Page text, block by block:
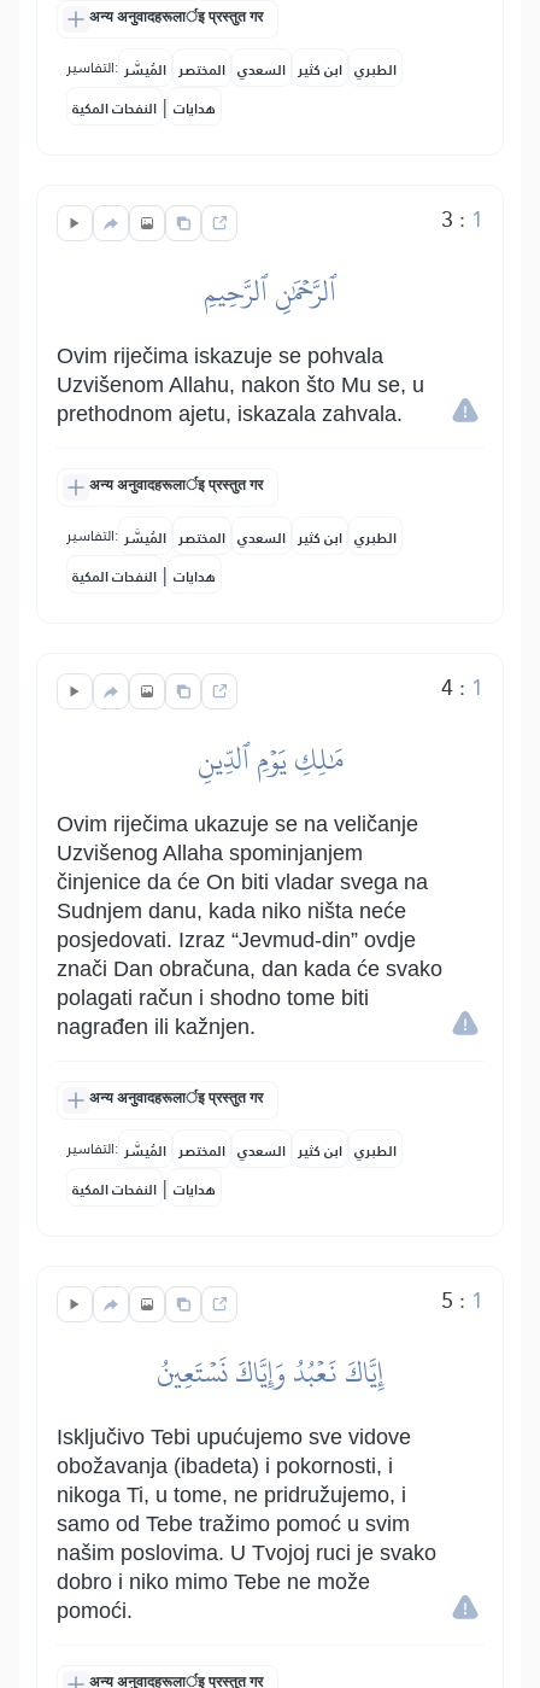
अन्य अनुवादहरूलार्इ प्रस्तुत गर
التفاسير: المُيسَّر المختصر السعدي ابن كثير الطبري
النفحات المكية | هدايات
3 : 1
ٱلرَّحۡمَٰنِ ٱلرَّحِيمِ
Ovim riječima iskazuje se pohvala
Uzvišenom Allahu, nakon što Mu se, u
prethodnom ajetu, iskazala zahvala.
अन्य अनुवादहरूलार्इ प्रस्तुत गर
التفاسير: المُيسَّر المختصر السعدي ابن كثير الطبري
النفحات المكية | هدايات
4: 1
مَٰلِكِ يَوۡمِ ٱلدِّينِ
Ovim riječima ukazuje se na veličanje
Uzvišenog Allaha spominjanjem
činjenice da će On biti vladar svega na
Sudnjem danu, kada niko ništa neće
posjedovati. Izraz “Jevmud-din” ovdje
znači Dan obračuna, dan kada će svako
polagati račun i shodno tome biti
nagrađen ili kažnjen.
अन्य अनुवादहरूलार्इ प्रस्तुत गर
التفاسير: المُيسَّر المختصر السعدي ابن كثير الطبري
النفحات المكية | هدايات
5 : 1
إِيَّاكَ نَعۡبُدُ وَإِيَّاكَ نَسۡتَعِينُ
Isključivo Tebi upućujemo sve vidove
obožavanja (ibadeta) i pokornosti, i
nikoga Ti, u tome, ne pridružujemo, i
samo od Tebe tražimo pomoć u svim
našim poslovima. U Tvojoj ruci je svako
dobro i niko mimo Tebe ne može
pomoći.
अन्य अनुवादहरूलार्इ प्रस्तुत गर